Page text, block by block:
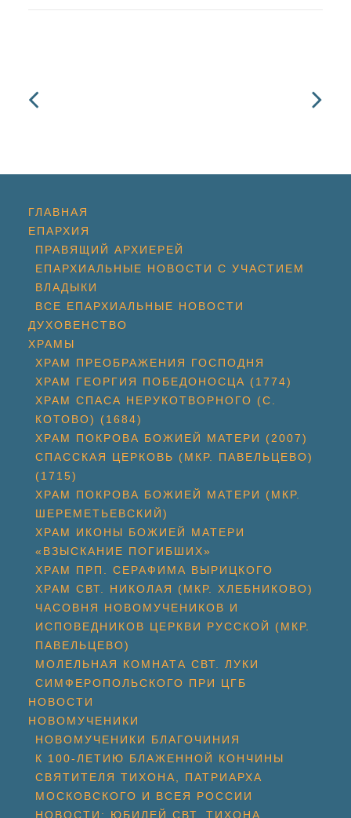
ГЛАВНАЯ
ЕПАРХИЯ
ПРАВЯЩИЙ АРХИЕРЕЙ
ЕПАРХИАЛЬНЫЕ НОВОСТИ С УЧАСТИЕМ
ВЛАДЫКИ
ВСЕ ЕПАРХИАЛЬНЫЕ НОВОСТИ
ДУХОВЕНСТВО
ХРАМЫ
ХРАМ ПРЕОБРАЖЕНИЯ ГОСПОДНЯ
ХРАМ ГЕОРГИЯ ПОБЕДОНОСЦА (1774)
ХРАМ СПАСА НЕРУКОТВОРНОГО (С.
КОТОВО) (1684)
ХРАМ ПОКРОВА БОЖИЕЙ МАТЕРИ (2007)
СПАССКАЯ ЦЕРКОВЬ (МКР. ПАВЕЛЬЦЕВО)
(1715)
ХРАМ ПОКРОВА БОЖИЕЙ МАТЕРИ (МКР.
ШЕРЕМЕТЬЕВСКИЙ)
ХРАМ ИКОНЫ БОЖИЕЙ МАТЕРИ
«ВЗЫСКАНИЕ ПОГИБШИХ»
ХРАМ ПРП. СЕРАФИМА ВЫРИЦКОГО
ХРАМ СВТ. НИКОЛАЯ (МКР. ХЛЕБНИКОВО)
ЧАСОВНЯ НОВОМУЧЕНИКОВ И
ИСПОВЕДНИКОВ ЦЕРКВИ РУССКОЙ (МКР.
ПАВЕЛЬЦЕВО)
МОЛЕЛЬНАЯ КОМНАТА СВТ. ЛУКИ
СИМФЕРОПОЛЬСКОГО ПРИ ЦГБ
НОВОСТИ
НОВОМУЧЕНИКИ
НОВОМУЧЕНИКИ БЛАГОЧИНИЯ
К 100-ЛЕТИЮ БЛАЖЕННОЙ КОНЧИНЫ
СВЯТИТЕЛЯ ТИХОНА, ПАТРИАРХА
МОСКОВСКОГО И ВСЕЯ РОССИИ
НОВОСТИ: ЮБИЛЕЙ СВТ. ТИХОНА